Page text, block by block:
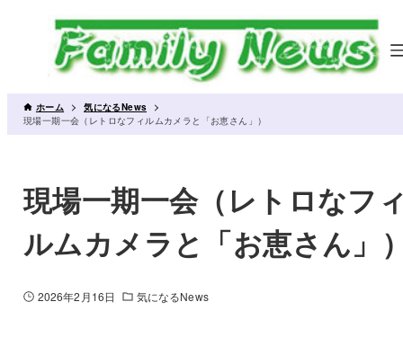
ホーム
気になるNews
現場一期一会（レトロなフィルムカメラと「お恵さん」）
現場一期一会（レトロなフ
ルムカメラと「お恵さん」
2026年2月16日 気になるNews